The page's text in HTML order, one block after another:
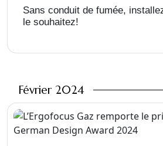
Sans conduit de fumée,
le souhaitez!
Février 2024